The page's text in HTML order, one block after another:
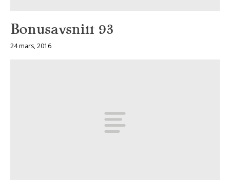
Bonusavsnitt 93
24 mars, 2016